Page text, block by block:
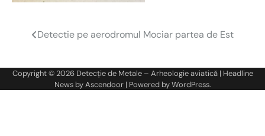
Navigare
articole
Detectie pe aerodromul Mociar partea de Est
Copyright © 2026 Detecție de Metale – Arheologie aviatică| Headline
News byAscendoor| Powered byWordPress.